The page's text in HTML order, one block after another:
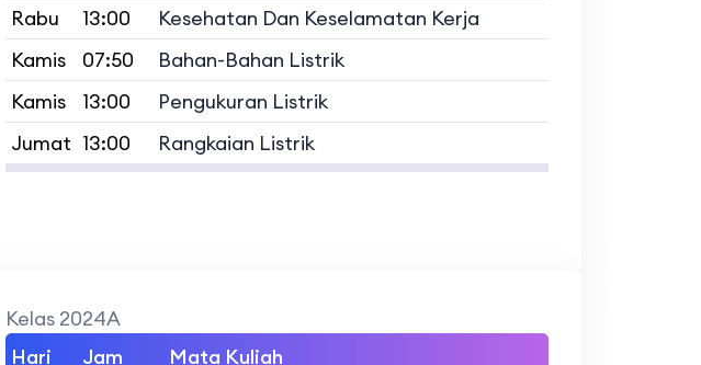
Rabu
13:00
Kesehatan Dan Keselamatan Kerja
Kamis
07:50
Bahan-Bahan Listrik
Kamis
13:00
Pengukuran Listrik
Jumat 13:00 Rangkaian Listrik
Kelas 2024A
Hari
Jam
Mata Kuliah